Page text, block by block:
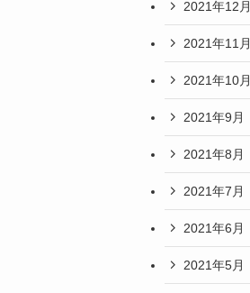
2021年12月
2021年11月
2021年10月
2021年9月
2021年8月
2021年7月
2021年6月
2021年5月